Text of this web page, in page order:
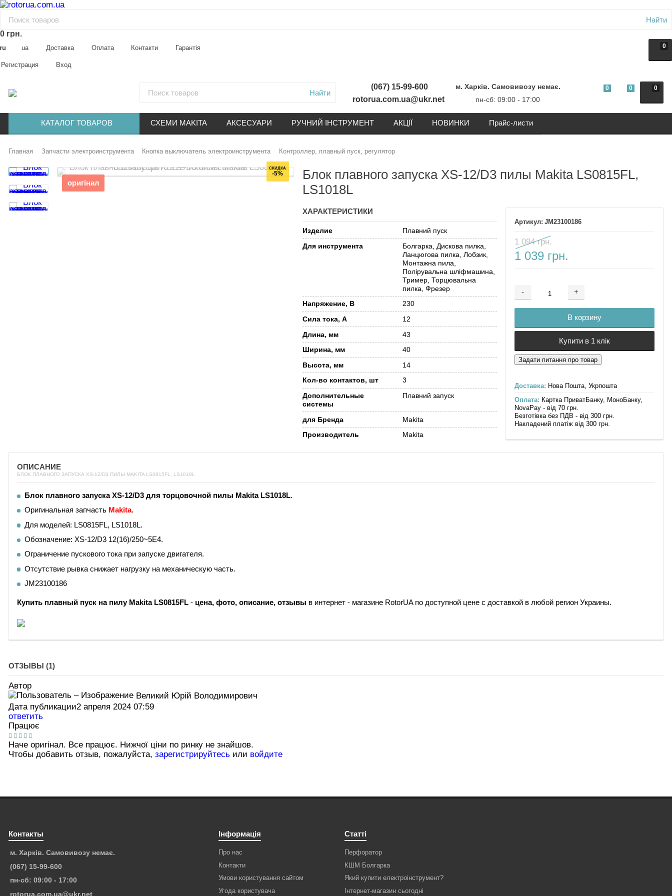
Найти
0 грн.
0
ua Доставка Оплата Контакти Гарантія
Регистрация Вход
Найти
(067) 15-99-600
rotorua.com.ua@ukr.net
м. Харків. Самовивозу немає.
пн-сб: 09:00 - 17:00
0
0 0
КАТАЛОГ ТОВАРОВ СХЕМИ MAKITA АКСЕСУАРИ РУЧНИЙ ІНСТРУМЕНТ АКЦІЇ НОВИНКИ Прайс-листи
Главная Запчасти электроинструмента Кнопка выключатель электроинструмента Контроллер, плавный пуск, регулятор
СКИДКА
-5%
оригінал
Блок плавного запуска XS-12/D3 пилы Makita LS0815FL,
LS1018L
JM23100186
1 094 грн.
1 039 грн.
- +
Добавляется...
В корзину
Добавлен
Купити в 1 клік
Доставка: Нова Пошта, Укрпошта
Оплата: Картка ПриватБанку, МоноБанку,
NovaPay - від 70 грн.
Безготівка без ПДВ - від 300 грн.
Накладений платіж від 300 грн.
ХАРАКТЕРИСТИКИ
Изделие Плавний пуск
Для инструмента
Болгарка, Дискова пилка,
Ланцюгова пилка, Лобзик,
Монтажна пила,
Полірувальна шліфмашина,
Тример, Торцювальна
пилка, Фрезер
Напряжение, В 230
Сила тока, А 12
Длина, мм 43
Ширина, мм 40
Высота, мм 14
Кол-во контактов, шт 3
Дополнительные
системы
Плавний запуск
для Бренда Makita
Производитель Makita
ОПИСАНИЕ
БЛОК ПЛАВНОГО ЗАПУСКА XS-12/D3 ПИЛЫ MAKITA LS0815FL, LS1018L
Блок плавного запуска XS-12/D3 для торцовочной пилы Makita LS1018L.
Оригинальная запчасть Makita.
Для моделей: LS0815FL, LS1018L.
Обозначение: XS-12/D3 12(16)/250~5E4.
Ограничение пускового тока при запуске двигателя.
Отсутствие рывка снижает нагрузку на механическую часть.
JM23100186
Купить плавный пуск на пилу Makita LS0815FL - цена, фото, описание, отзывы в интернет - магазине RotorUA по доступной цене с доставкой в любой регион Украины.
ОТЗЫВЫ (1)
Автор
Великий Юрій Володимирович
Дата публикации2 апреля 2024 07:59
ответить
Працює
Наче оригінал. Все працює. Нижчої ціни по ринку не знайшов.
Чтобы добавить отзыв, пожалуйста, зарегистрируйтесьили войдите
Контакты
м. Харків. Самовивозу немає.
(067) 15-99-600
пн-сб: 09:00 - 17:00
rotorua.com.ua@ukr.net
Інформація
Про нас
Контакти
Умови користування сайтом
Угода користувача
Статті
Перфоратор
КШМ Болгарка
Який купити електроінструмент?
Інтернет-магазин сьогодні